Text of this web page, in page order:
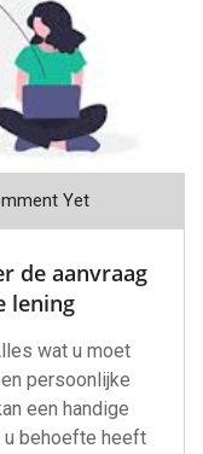
Yet
de aanvraag
lening
wat u moet
persoonlijke
een handige
behoefte heeft